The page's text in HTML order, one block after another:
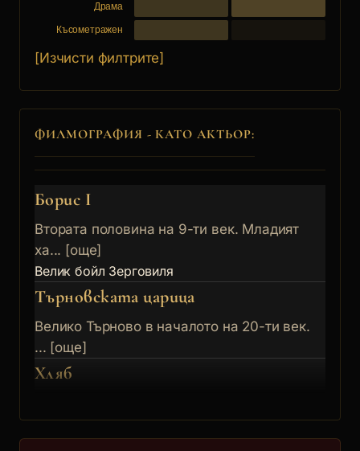
Драма
Късометражен
[Изчисти филтрите]
ФИЛМОГРАФИЯ - КАТО АКТЬОР:
Борис I
Втората половина на 9-ти век. Младият
ха... [още]
Велик бойл Зерговиля
Търновската царица
Велико Търново в началото на 20-ти век.
... [още]
Хляб